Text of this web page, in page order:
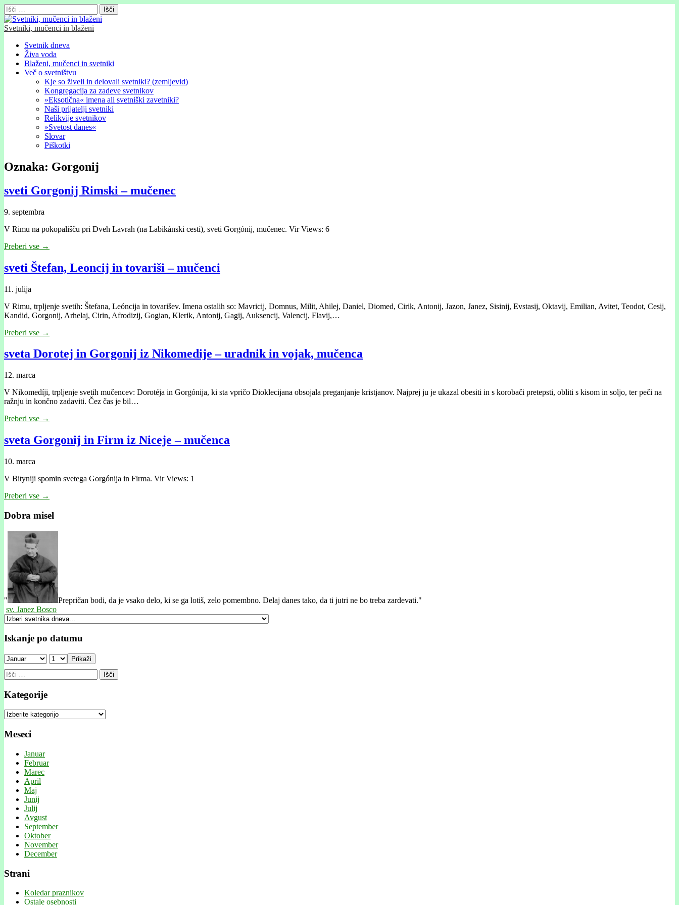
Išči:
Svetniki, mučenci in blaženi
Glavni
meni
Skip
content
Svetnik dneva
Živa voda
Blaženi, mučenci in svetniki
Več o svetništvu
Kje so živeli in delovali svetniki? (zemljevid)
Kongregacija za zadeve svetnikov
»Eksotična« imena ali svetniški zavetniki?
Naši prijatelji svetniki
Relikvije svetnikov
»Svetost danes«
Slovar
Piškotki
Oznaka: Gorgonij
sveti Gorgonij Rimski – mučenec
9. septembra
V Rimu na pokopališču pri Dveh Lavrah (na Labikánski cesti), sveti Gorgónij, mučenec. Vir Views: 6
Preberi vse →
sveti Štefan, Leoncij in tovariši – mučenci
11. julija
V Rimu, trpljenje svetih: Štefana, Leóncija in tovarišev. Imena ostalih so: Mavricij, Domnus, Milit, Ahilej, Daniel, Diomed, Cirik, Antonij, Jazon, Janez, Sisinij, Evstasij, Oktavij, Emilian, Avitet, Teodot, Cesij,
Kandid, Gorgonij, Arhelaj, Cirin, Afrodizij, Gogian, Klerik, Antonij, Gagij, Auksencij, Valencij, Flavij,…
Preberi vse →
sveta Dorotej in Gorgonij iz Nikomedije – uradnik in vojak, mučenca
12. marca
V Nikomedíji, trpljenje svetih mučencev: Dorotéja in Gorgónija, ki sta vpričo Dioklecijana obsojala preganjanje kristjanov. Najprej ju je ukazal obesiti in s korobači pretepsti, obliti s kisom in soljo, ter peči na
ražnju in končno zadaviti. Čez čas je bil…
Preberi vse →
sveta Gorgonij in Firm iz Niceje – mučenca
10. marca
V Bityniji spomin svetega Gorgónija in Firma. Vir Views: 1
Preberi vse →
Dobra misel
"
Prepričan bodi, da je vsako delo, ki se ga lotiš, zelo pomembno. Delaj danes tako, da ti jutri ne bo treba zardevati."
sv. Janez Bosco
Iskanje po datumu
Prikaži
Išči:
Kategorije
Kategorije
Meseci
Januar
Februar
Marec
April
Maj
Junij
Julij
Avgust
September
Oktober
November
December
Strani
Koledar praznikov
Ostale osebnosti